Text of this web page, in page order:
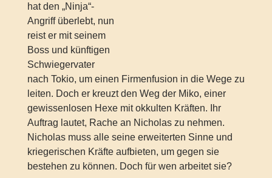
hat den „Ninja“-
Angriff überlebt, nun
reist er mit seinem
Boss und künftigen
Schwiegervater
nach Tokio, um einen Firmenfusion in die Wege zu
leiten. Doch er kreuzt den Weg der Miko, einer
gewissenlosen Hexe mit okkulten Kräften. Ihr
Auftrag lautet, Rache an Nicholas zu nehmen.
Nicholas muss alle seine erweiterten Sinne und
kriegerischen Kräfte aufbieten, um gegen sie
bestehen zu können. Doch für wen arbeitet sie?